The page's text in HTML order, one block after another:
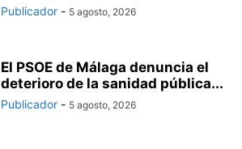
Publicador - 5 agosto, 2026
El PSOE de Málaga denuncia el
deterioro de la sanidad pública...
Publicador - 5 agosto, 2026